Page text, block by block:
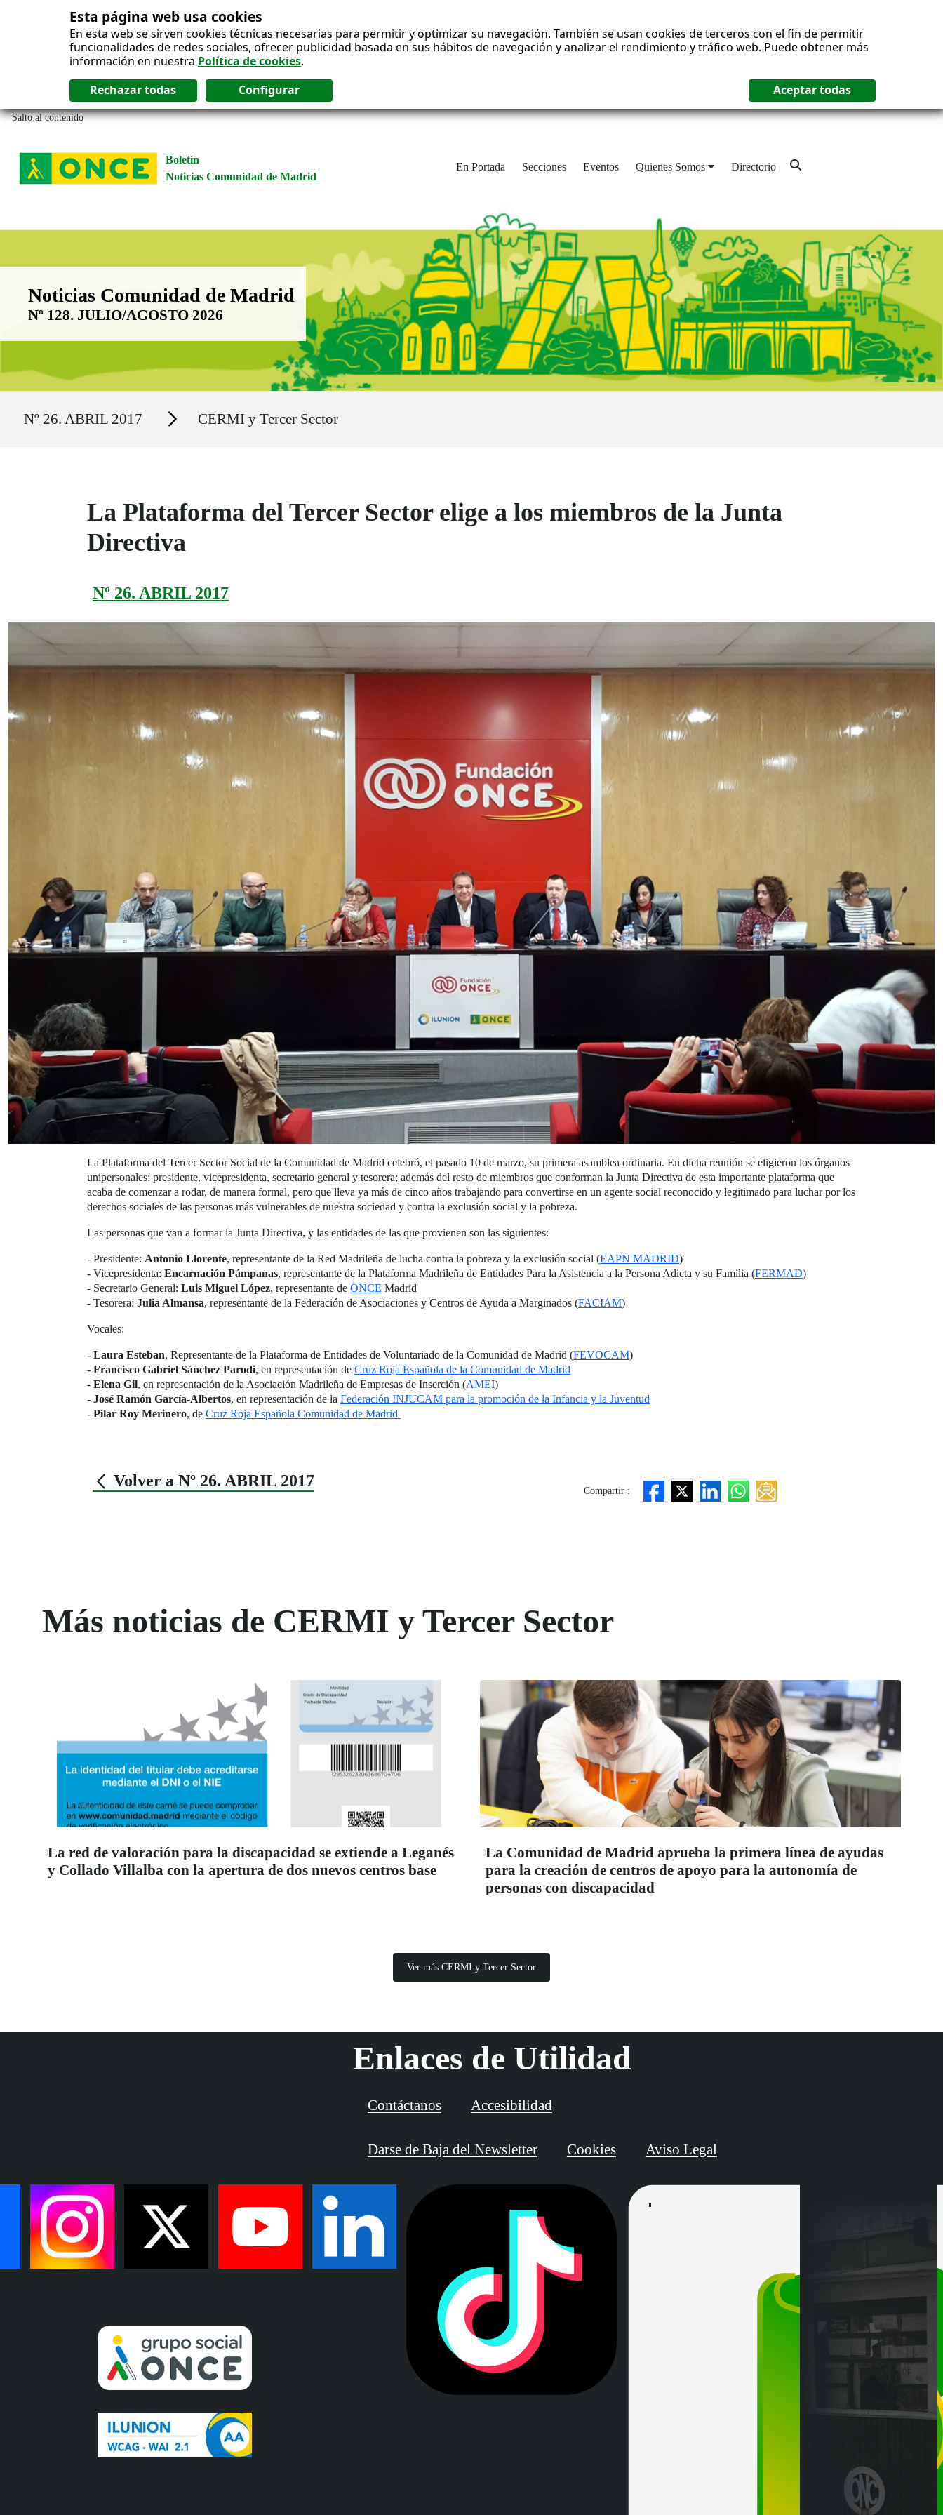
Esta página web usa cookies
En esta web se sirven cookies técnicas necesarias para permitir y optimizar su navegación. También se usan cookies de terceros con el fin de permitir
funcionalidades de redes sociales, ofrecer publicidad basada en sus hábitos de navegación y analizar el rendimiento y tráfico web. Puede obtener más
información en nuestra Política de cookies.
Salto al contenido
Boletín
Noticias Comunidad de Madrid
En Portada Secciones Eventos Quienes Somos Directorio
Boletín Noticias Comunidad de Madrid
Noticias Comunidad de Madrid
Nº 128. JULIO/AGOSTO 2026
Nº 26. ABRIL 2017 Secciones CERMI y Tercer Sector
La Plataforma del Tercer Sector elige a los miembros de la Junta
Directiva
Nº 26. ABRIL 2017
La Plataforma del Tercer Sector Social de la Comunidad de Madrid celebró, el pasado 10 de marzo, su primera asamblea ordinaria. En dicha reunión se eligieron los órganos
unipersonales: presidente, vicepresidenta, secretario general y tesorera; además del resto de miembros que conforman la Junta Directiva de esta importante plataforma que
acaba de comenzar a rodar, de manera formal, pero que lleva ya más de cinco años trabajando para convertirse en un agente social reconocido y legitimado para luchar por los
derechos sociales de las personas más vulnerables de nuestra sociedad y contra la exclusión social y la pobreza.
Las personas que van a formar la Junta Directiva, y las entidades de las que provienen son las siguientes:
- Presidente: Antonio Llorente, representante de la Red Madrileña de lucha contra la pobreza y la exclusión social (EAPN MADRID)
- Vicepresidenta: Encarnación Pámpanas, representante de la Plataforma Madrileña de Entidades Para la Asistencia a la Persona Adicta y su Familia (FERMAD)
- Secretario General: Luis Miguel López, representante de ONCE Madrid
- Tesorera: Julia Almansa, representante de la Federación de Asociaciones y Centros de Ayuda a Marginados (FACIAM)
Vocales:
- Laura Esteban, Representante de la Plataforma de Entidades de Voluntariado de la Comunidad de Madrid (FEVOCAM)
- Francisco Gabriel Sánchez Parodi, en representación de Cruz Roja Española de la Comunidad de Madrid
- Elena Gil, en representación de la Asociación Madrileña de Empresas de Inserción (AMEI)
- José Ramón García-Albertos, en representación de la Federación INJUCAM para la promoción de la Infancia y la Juventud
- Pilar Roy Merinero, de Cruz Roja Española Comunidad de Madrid
Volver a Nº 26. ABRIL 2017
Compartir :
Más noticias de CERMI y Tercer Sector
La red de valoración para la discapacidad se extiende a Leganés
y Collado Villalba con la apertura de dos nuevos centros base
La Comunidad de Madrid aprueba la primera línea de ayudas
para la creación de centros de apoyo para la autonomía de
personas con discapacidad
Ver más CERMI y Tercer Sector
Enlaces de Utilidad
Contáctanos Accesibilidad
Darse de Baja del Newsletter Cookies Aviso Legal